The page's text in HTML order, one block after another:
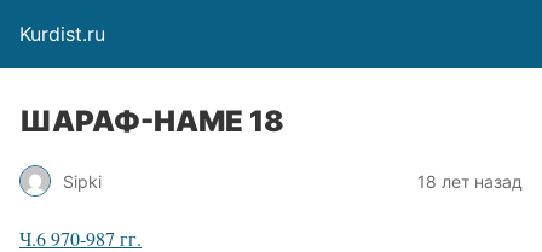
Kurdist.ru
ШАРАФ-НАМЕ 18
Sipki 18 лет назад
Ч.6 970-987 гг.